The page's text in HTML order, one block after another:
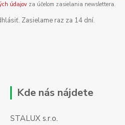
údajovza účelom zasielania newslettera.
Zasielame raz za 14 dní.
Kde nás nájdete
STALUX s.r.o.